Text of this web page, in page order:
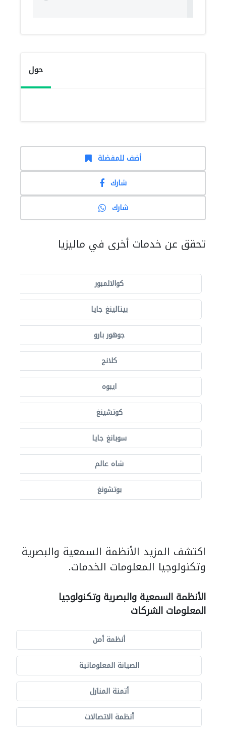
حول
أضف للمفضلة
شارك
شارك
تحقق عن خدمات أخرى في ماليزيا
كوالالمبور
بيتالينغ جايا
جوهور بارو
كلانج
ايبوه
كوتشينغ
سوبانغ جايا
شاه عالم
بوتشونغ
اكتشف المزيد الأنظمة السمعية والبصرية
وتكنولوجيا المعلومات الخدمات.
الأنظمة السمعية والبصرية وتكنولوجيا
المعلومات الشركات
أنظمة أمن
الصيانة المعلوماتية
أتمتة المنازل
أنظمة الاتصالات